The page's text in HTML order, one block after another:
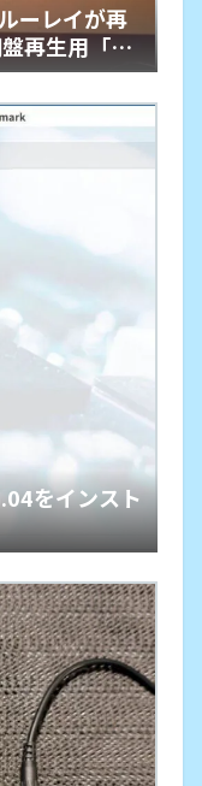
ーレイが再
再生用「艦
をインスト